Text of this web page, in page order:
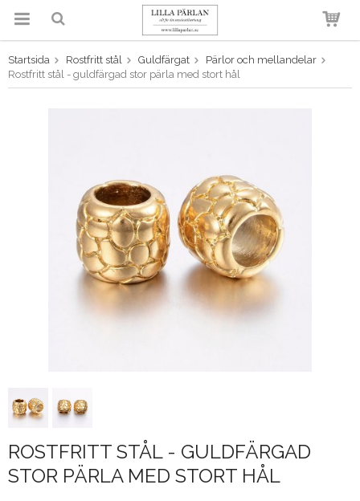
Produkten har blivit tillagd i
varukorgen
Startsida Rostfritt stål Guldfärgat
Pärlor och mellandelar
Rostfritt stål - guldfärgad stor pärla med stort hål
ROSTFRITT STÅL - GULDFÄRGAD
STOR PÄRLA MED STORT HÅL